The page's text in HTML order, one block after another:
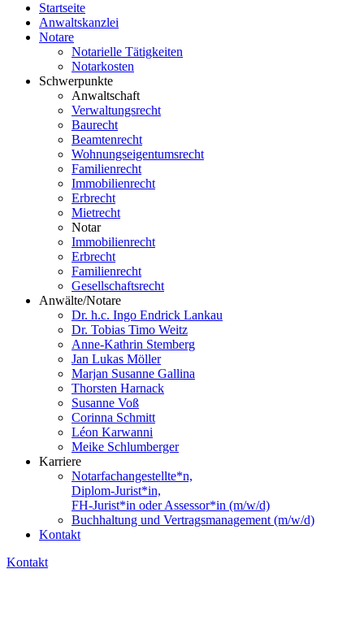
Startseite
Anwaltskanzlei
Notare
Notarielle Tätigkeiten
Notarkosten
Schwerpunkte
Anwaltschaft
Verwaltungsrecht
Baurecht
Beamtenrecht
Wohnungseigentumsrecht
Familienrecht
Immobilienrecht
Erbrecht
Mietrecht
Notar
Immobilienrecht
Erbrecht
Familienrecht
Gesellschaftsrecht
Anwälte/Notare
Dr. h.c. Ingo Endrick Lankau
Dr. Tobias Timo Weitz
Anne-Kathrin Stemberg
Jan Lukas Möller
Marjan Susanne Gallina
Thorsten Harnack
Susanne Voß
Corinna Schmitt
Léon Karwanni
Meike Schlumberger
Karriere
Notarfachangestellte*n,
Diplom-Jurist*in,
FH-Jurist*in oder Assessor*in (m/w/d)
Buchhaltung und Vertragsmanagement (m/w/d)
Kontakt
Kontakt